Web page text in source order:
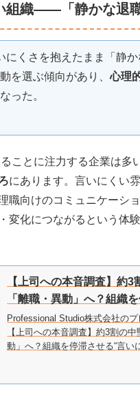
組織——「静かな退
にくさを抱えたまま「静
を選ぶ傾向があり、心理
った。
ことに注力する企業は多
にあります。言いにくい
職向けのコミュニケーシ
変化につながるという体
【上司への本音調査】約
「離職・異動」へ？組織
Professional Studio株式会社の
【上司への本音調査】約3割の
動」へ？組織を停滞させる“言い